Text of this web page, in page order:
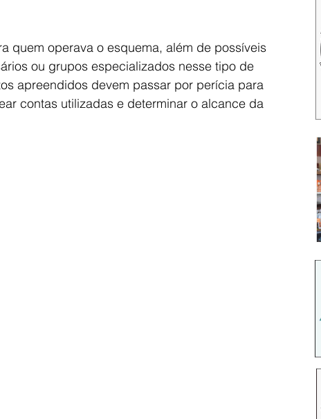
quem operava o esquema, além de possíveis
ou grupos especializados nesse tipo de
apreendidos devem passar por perícia para
contas utilizadas e determinar o alcance da